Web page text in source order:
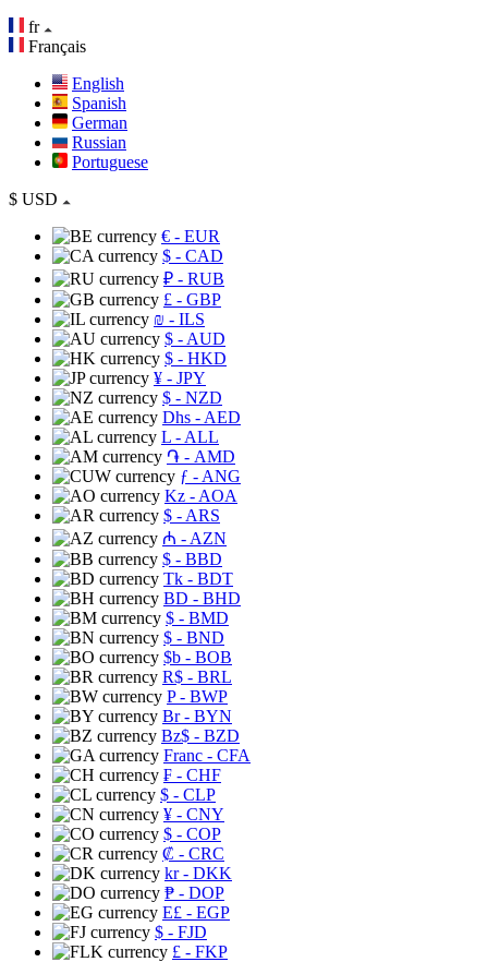
fr
Français
English
Spanish
German
Russian
Portuguese
$ USD
€ - EUR
$ - CAD
₽ - RUB
£ - GBP
₪ - ILS
$ - AUD
$ - HKD
¥ - JPY
$ - NZD
Dhs - AED
L - ALL
֏ - AMD
ƒ - ANG
Kz - AOA
$ - ARS
₼ - AZN
$ - BBD
Tk - BDT
BD - BHD
$ - BMD
$ - BND
$b - BOB
R$ - BRL
P- BWP
Br- BYN
Bz$ - BZD
Franc - CFA
₣ - CHF
$ - CLP
¥ - CNY
$ - COP
₡ - CRC
kr- DKK
₱ - DOP
E£ - EGP
$ - FJD
£ - FKP